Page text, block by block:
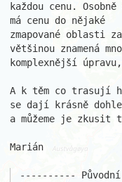
každou cenu.
má cenu do nějaké
zmapované oblasti
většinou znamená
komplexnější
A k těm co trasují
se dají krásně
a můžeme je
Marián